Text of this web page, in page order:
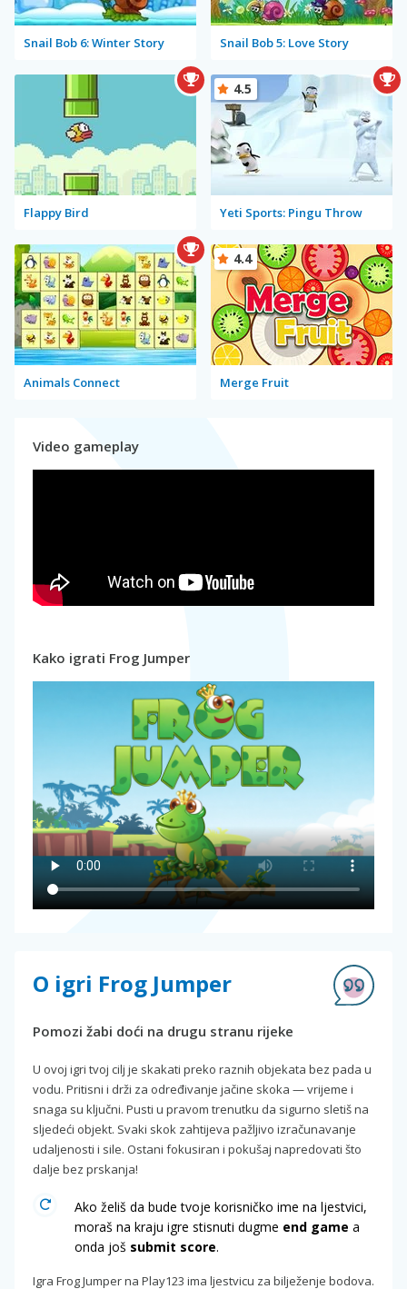
Snail Bob 6: Winter Story Snail Bob 5: Love Story
Flappy Bird Yeti Sports: Pingu Throw
4.5
Animals Connect Merge Fruit
4.4
Video gameplay
Kako igrati Frog Jumper
O igri Frog Jumper
Pomozi žabi doći na drugu stranu rijeke
U ovoj igri tvoj cilj je skakati preko raznih objekata bez pada u
vodu. Pritisni i drži za određivanje jačine skoka — vrijeme i
snaga su ključni. Pusti u pravom trenutku da sigurno sletiš na
sljedeći objekt. Svaki skok zahtijeva pažljivo izračunavanje
udaljenosti i sile. Ostani fokusiran i pokušaj napredovati što
dalje bez prskanja!
Ako želiš da bude tvoje korisničko ime na ljestvici,
moraš na kraju igre stisnuti dugme end game a
onda još submit score.
Igra Frog Jumper na Play123 ima ljestvicu za bilježenje bodova.